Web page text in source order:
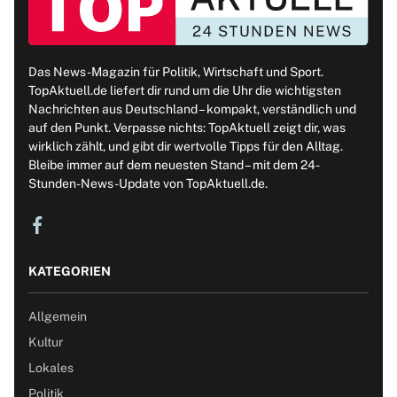
Das News-Magazin für Politik, Wirtschaft und Sport.
TopAktuell.de liefert dir rund um die Uhr die wichtigsten
Nachrichten aus Deutschland – kompakt, verständlich und
auf den Punkt. Verpasse nichts: TopAktuell zeigt dir, was
wirklich zählt, und gibt dir wertvolle Tipps für den Alltag.
Bleibe immer auf dem neuesten Stand – mit dem 24-
Stunden-News-Update von TopAktuell.de.
KATEGORIEN
Allgemein
Kultur
Lokales
Politik